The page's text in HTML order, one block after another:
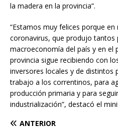
la madera en la provincia”.
“Estamos muy felices porque
coronavirus, que produjo tantos
macroeconomía del país y en el
provincia sigue recibiendo con
inversores locales y de distintos
trabajo a los correntinos, para
producción primaria y para
industrialización”, destacó el
ANTERIOR